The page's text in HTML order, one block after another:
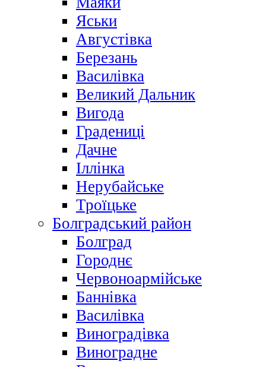
Яськи
Августівка
Березань
Василівка
Великий Дальник
Вигода
Градениці
Дачне
Іллінка
Нерубайське
Троїцьке
Болградський район
Болград
Городнє
Червоноармійське
Баннівка
Василівка
Виноградівка
Виноградне